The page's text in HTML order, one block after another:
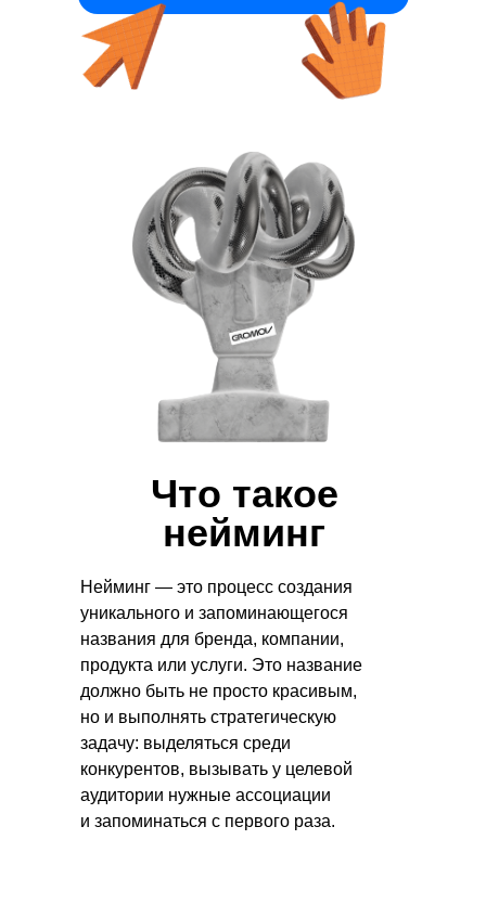
Что такое
нейминг
Нейминг — это процесс создания
уникального и запоминающегося
названия для бренда, компании,
продукта или услуги. Это название
должно быть не просто красивым,
но и выполнять стратегическую
задачу: выделяться среди
конкурентов, вызывать у целевой
аудитории нужные ассоциации
и запоминаться с первого раза.